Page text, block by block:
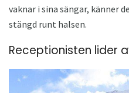
vaknar i sina sängar, känner
stängd runt halsen.
Receptionisten lider